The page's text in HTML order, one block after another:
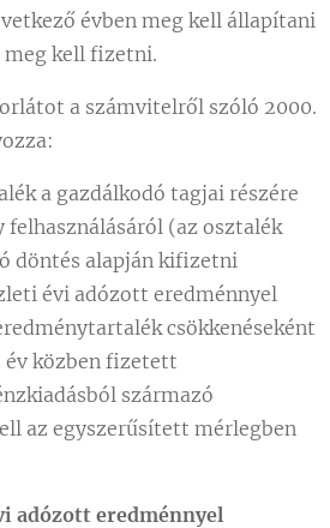
évben meg kell állapítani
meg kell fizetni.
a számvitelről szóló 2000.
a gazdálkodó tagjai részére
felhasználásáról (az osztalék
döntés alapján kifizetni
évi adózott eredménnyel
csökkenéseként
év közben fizetett
származó
az egyszerűsített mérlegben
adózott eredménnyel